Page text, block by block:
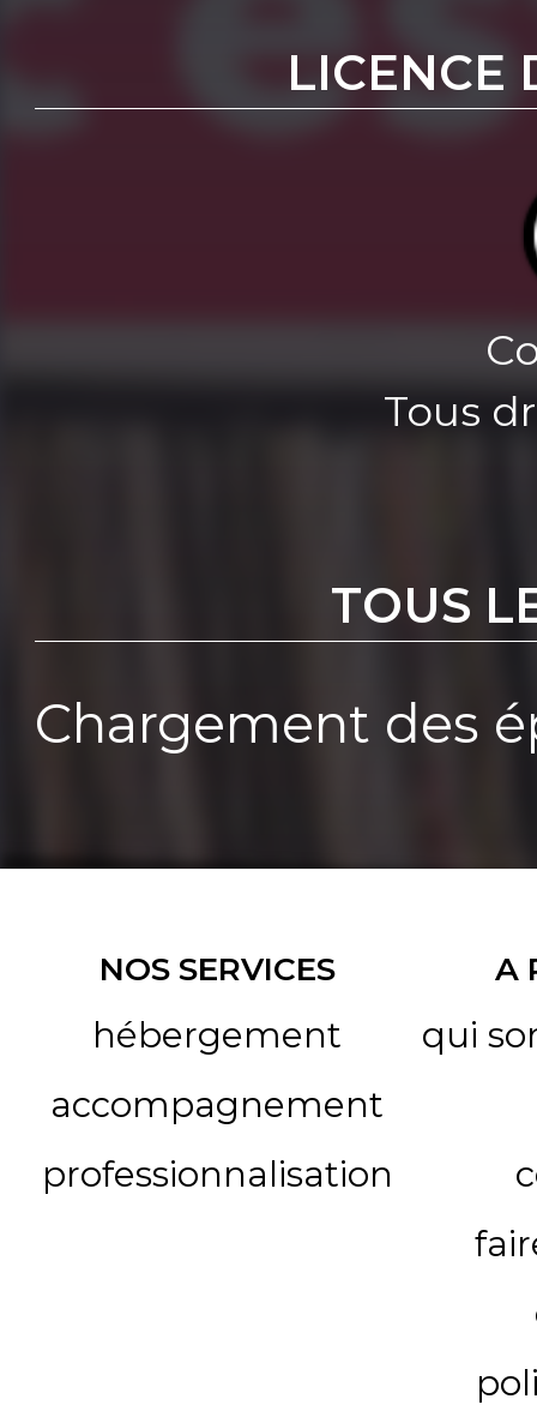
LICENCE
Tous
TOUS
Chargement des
NOS SERVICES
hébergement
accompagnement
professionnalisation
A
qui